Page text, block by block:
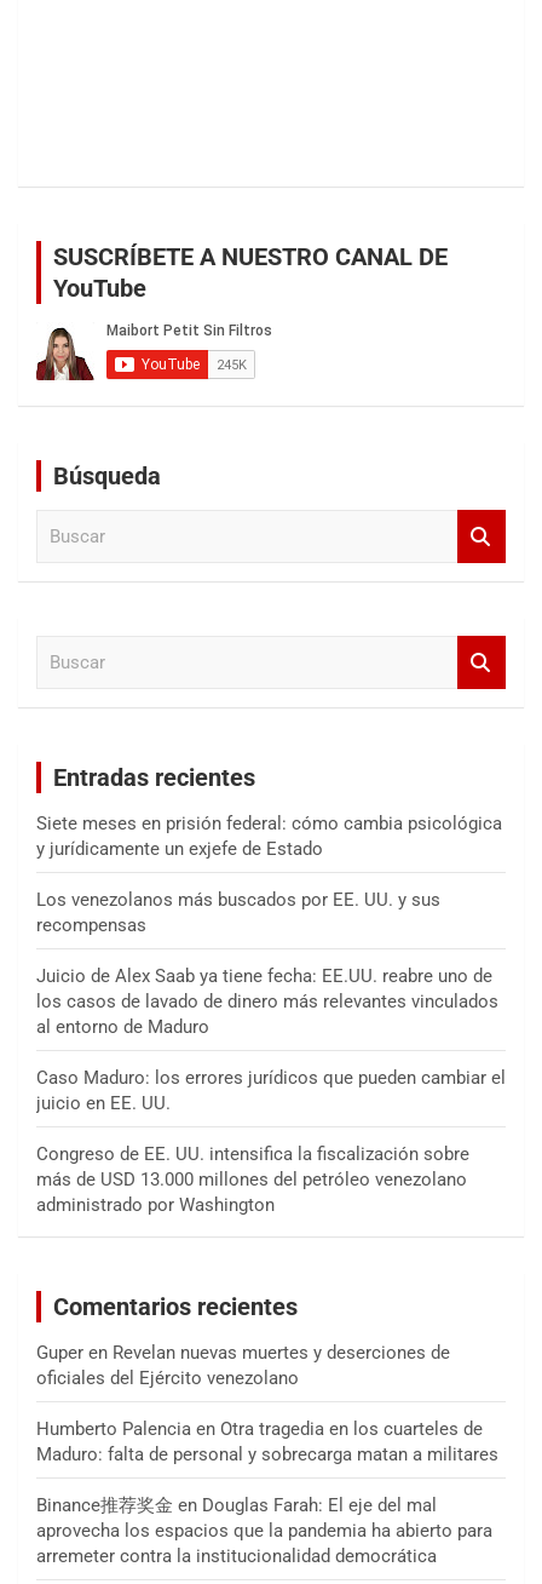
SUSCRÍBETE A NUESTRO CANAL DE
YouTube
Búsqueda
Entradas recientes
Siete meses en prisión federal: cómo cambia psicológica
y jurídicamente un exjefe de Estado
Los venezolanos más buscados por EE. UU. y sus
recompensas
Juicio de Alex Saab ya tiene fecha: EE.UU. reabre uno de
los casos de lavado de dinero más relevantes vinculados
al entorno de Maduro
Caso Maduro: los errores jurídicos que pueden cambiar el
juicio en EE. UU.
Congreso de EE. UU. intensifica la fiscalización sobre
más de USD 13.000 millones del petróleo venezolano
administrado por Washington
Comentarios recientes
Guper en Revelan nuevas muertes y deserciones de
oficiales del Ejército venezolano
Humberto Palencia en Otra tragedia en los cuarteles de
Maduro: falta de personal y sobrecarga matan a militares
Binance推荐奖金 en Douglas Farah: El eje del mal
aprovecha los espacios que la pandemia ha abierto para
arremeter contra la institucionalidad democrática